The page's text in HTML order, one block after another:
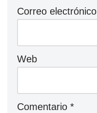
Correo electrónico
Web
Comentario *